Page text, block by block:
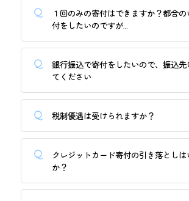
１回のみの寄付はできますか？都合
付をしたいのですが…
銀行振込で寄付をしたいので、振込先
てください
税制優遇は受けられますか？
クレジットカード寄付の引き落としは
か？